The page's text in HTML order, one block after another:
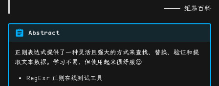
搜
C++ 各种函数使用
Python 虚拟环境
Java
MPI 基础
OpenMP 基础
应用服务器原理与实现
Pool Manager
Lab3 - Raft
特殊字符
限定符
贪婪
估计——2D 射影变换
摄像机模型
EndoNeRF
论文相关
NeRF 系列
FFM 系列
工具相关
三维数据场可视化
第五节
2025 AI 冬令营
杂项
无约束最优化的梯度方法
Docker 命令相关
站点生成工具
视频图像处理工具
AI 工具
———— 维基百科
Abstract
正则表达式提供了一种灵活且强大的方式来查找、替换、验证和提
取文本数据。学习不易，但使用起来很舒服😌
RegExr 正则在线测试工具